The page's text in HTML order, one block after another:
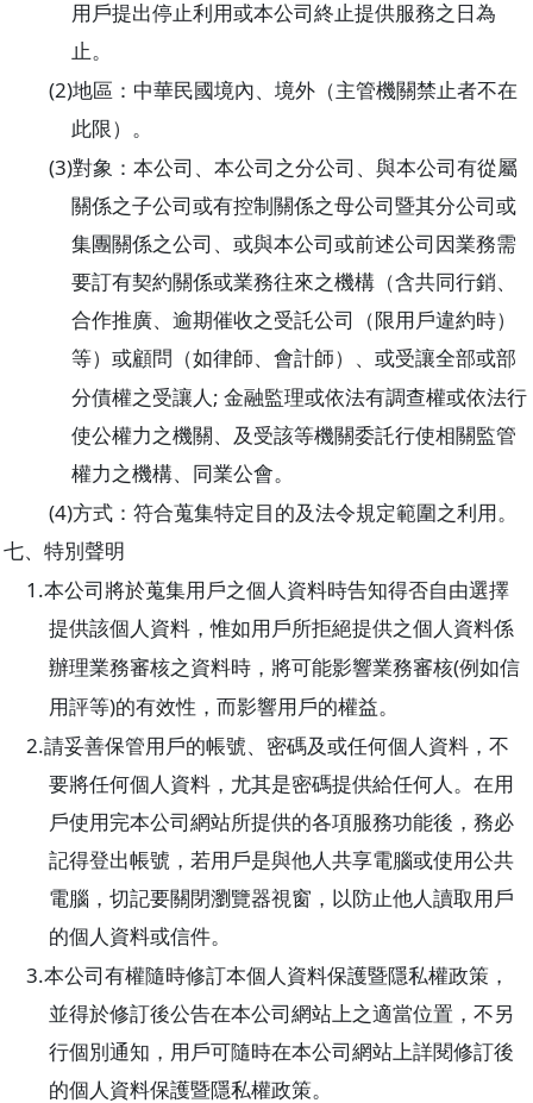
用戶提出停止利用或本公司終止提供服務之日為
止。
(2)地區：中華民國境內、境外（主管機關禁止者不在
此限）。
(3)對象：本公司、本公司之分公司、與本公司有從屬
關係之子公司或有控制關係之母公司暨其分公司或
集團關係之公司、或與本公司或前述公司因業務需
要訂有契約關係或業務往來之機構（含共同行銷、
合作推廣、逾期催收之受託公司（限用戶違約時）
等）或顧問（如律師、會計師）、或受讓全部或部
分債權之受讓人 ; 金融監理或依法有調查權或依法行
使公權力之機關、及受該等機關委託行使相關監管
權力之機構、同業公會。
(4)方式：符合蒐集特定目的及法令規定範圍之利用。
七、特別聲明
1.本公司將於蒐集用戶之個人資料時告知得否自由選擇
提供該個人資料，惟如用戶所拒絕提供之個人資料係
辦理業務審核之資料時，將可能影響業務審核(例如信
用評等)的有效性，而影響用戶的權益。
2.請妥善保管用戶的帳號、密碼及或任何個人資料，不
要將任何個人資料，尤其是密碼提供給任何人。在用
戶使用完本公司網站所提供的各項服務功能後，務必
記得登出帳號，若用戶是與他人共享電腦或使用公共
電腦，切記要關閉瀏覽器視窗，以防止他人讀取用戶
的個人資料或信件。
3.本公司有權隨時修訂本個人資料保護暨隱私權政策，
並得於修訂後公告在本公司網站上之適當位置，不另
行個別通知，用戶可隨時在本公司網站上詳閱修訂後
的個人資料保護暨隱私權政策。